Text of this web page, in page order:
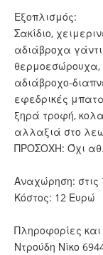
Εξοπλισμός:
Σακίδιο,
αδιάβροχα
θερμοεσώρουχα,
αδιάβροχο-
εφεδρικές
ξηρά τροφή,
αλλαξιά στο
ΠΡΟΣΟΧΗ: Όχι
Αναχώρηση: στις
Κόστος: 12 Ευρώ
Πληροφορίες
Ντρούδη Νίκο